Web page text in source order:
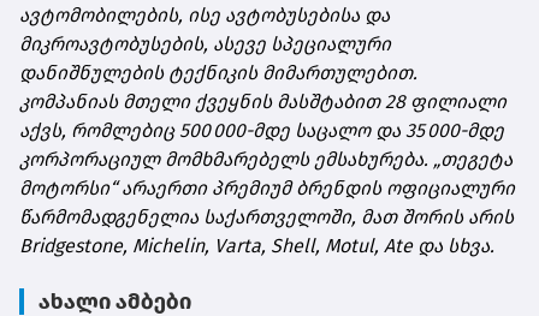
ავტომობილების, ისე ავტობუსებისა და
მიკროავტობუსების, ასევე სპეციალური
დანიშნულების ტექნიკის მიმართულებით.
კომპანიას მთელი ქვეყნის მასშტაბით28 ფილიალი
აქვს, რომლებიც500 000-მდე საცალო და 35 000-მდე
კორპორაციულ მომხმარებელს ემსახურება. „თეგეტა
მოტორსი“არაერთი პრემიუმ ბრენდის ოფიციალური
წარმომადგენელია საქართველოში, მათ შორის არის
Bridgestone, Michelin, Varta, Shell, Motul, Ate და სხვა.
ახალი ამბები